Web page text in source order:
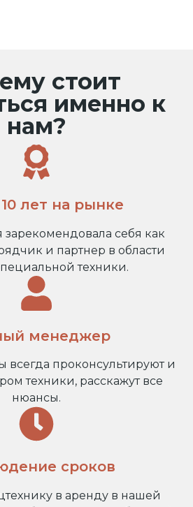
стоит
именно к
нам?
лет на рынке
себя как
и партнер в области
техники.
менеджер
проконсультируют и
техники, расскажут все
нюансы.
сроков
в аренду в нашей